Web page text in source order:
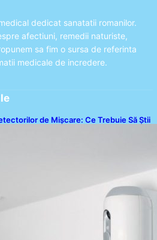
dedicat sanatatii romanilor.
afectiuni, remedii naturiste,
sa fim o sursa de referinta
medicale de incredere.
de Mișcare: Ce Trebuie Să Știi